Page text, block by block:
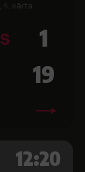
4. kārta
1
19
12:20